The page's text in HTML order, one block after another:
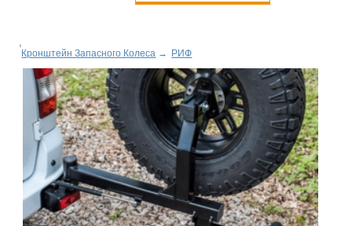
Кронштейн Запасного Колеса → РИФ